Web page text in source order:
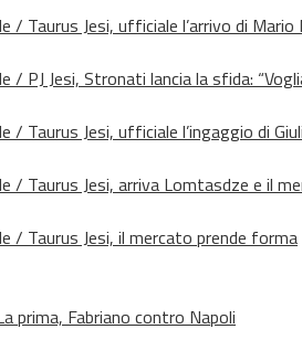
/ Taurus Jesi, ufficiale l’arrivo di Mario
/ PJ Jesi, Stronati lancia la sfida:
/ Taurus Jesi, ufficiale l’ingaggio di
/ Taurus Jesi, arriva Lomtasdze e il
/ Taurus Jesi, il mercato prende forma
prima, Fabriano contro Napoli